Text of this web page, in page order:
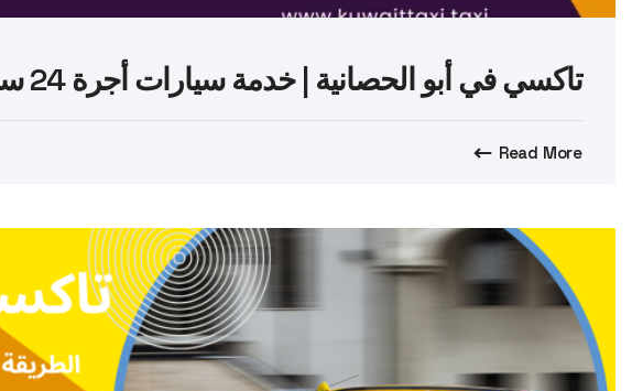
تاكسي في أبو الحصانية | خدمة سيارات أجرة 24 ساعة في الكويت
Read More